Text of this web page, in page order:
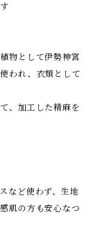
物として伊勢神宮
われ、衣類として
、加工した精麻を
など使わず、生地
肌の方も安心なつ